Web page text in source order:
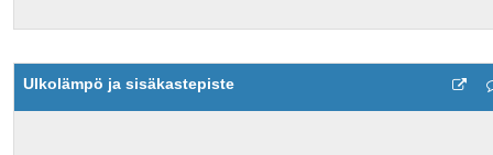
Ulkolämpö ja sisäkastepiste